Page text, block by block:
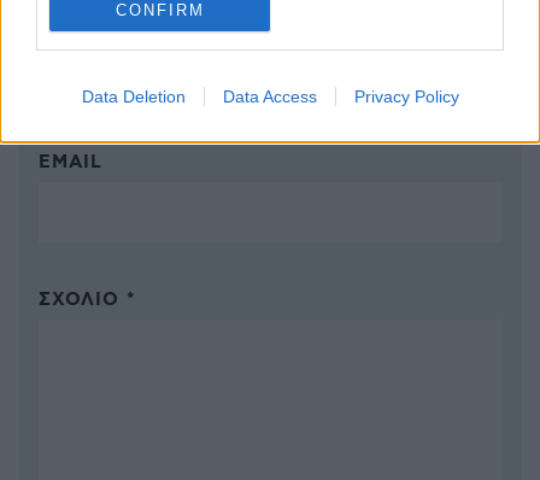
CONFIRM
Data Deletion Data Access Privacy Policy
ΌΝΟΜΑ *
EMAIL
ΣΧΌΛΙΟ *